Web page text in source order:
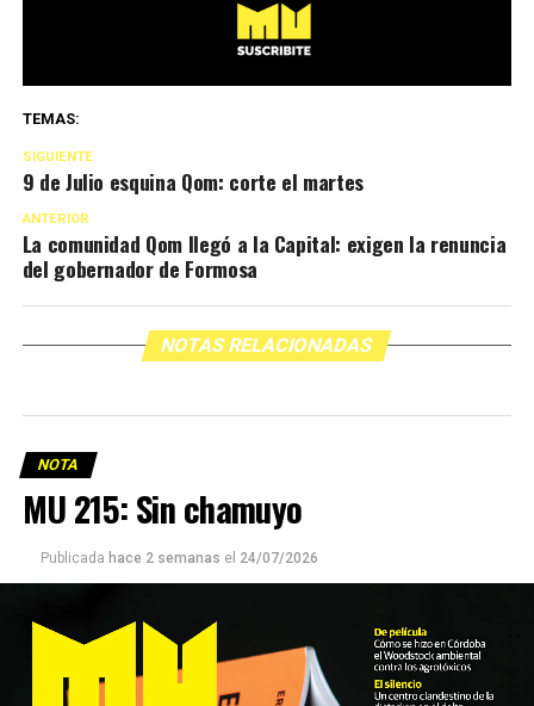
TEMAS:
SIGUIENTE
9 de Julio esquina Qom: corte el martes
ANTERIOR
La comunidad Qom llegó a la Capital: exigen la renuncia
del gobernador de Formosa
NOTAS RELACIONADAS
NOTA
MU 215: Sin chamuyo
Publicada hace 2 semanas el 24/07/2026